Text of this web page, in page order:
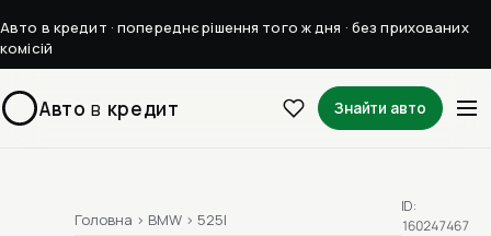
Авто в кредит · попереднє рішення того ж дня · без прихованих
комісій
Авто в кредит Знайти авто
Головна › BMW › 525I
ID:
160247467